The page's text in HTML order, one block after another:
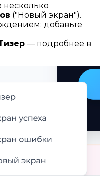
несколько
("Новый экран").
добавьте
— подробнее в